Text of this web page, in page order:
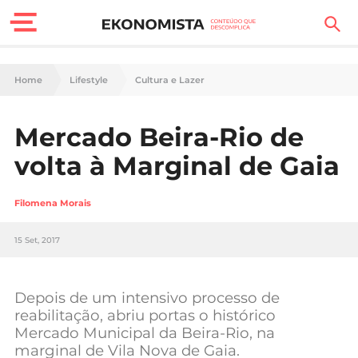
Finanças Pessoais
Carreira
Tecnologia
Negócios
Home Lifestyle Cultura e Lazer
Mercado Beira-Rio de
volta à Marginal de Gaia
Filomena Morais
15 Set, 2017
Depois de um intensivo processo de
reabilitação, abriu portas o histórico
Mercado Municipal da Beira-Rio, na
marginal de Vila Nova de Gaia.